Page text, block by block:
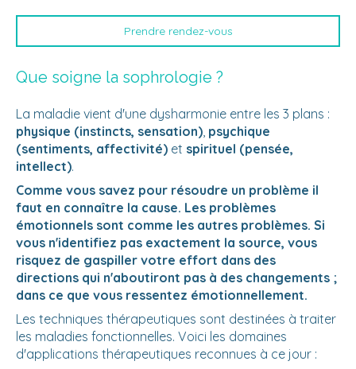
Prendre rendez-vous
Que soigne la sophrologie ?
La maladie vient d'une dysharmonie entre les 3 plans :
physique (instincts, sensation), psychique
(sentiments, affectivité) et spirituel (pensée,
intellect).
Comme vous savez pour résoudre un problème il
faut en connaître la cause. Les problèmes
émotionnels sont comme les autres problèmes. Si
vous n'identifiez pas exactement la source, vous
risquez de gaspiller votre effort dans des
directions qui n'aboutiront pas à des changements ;
dans ce que vous ressentez émotionnellement.
Les techniques thérapeutiques sont destinées à traiter
les maladies fonctionnelles. Voici les domaines
d'applications thérapeutiques reconnues à ce jour :